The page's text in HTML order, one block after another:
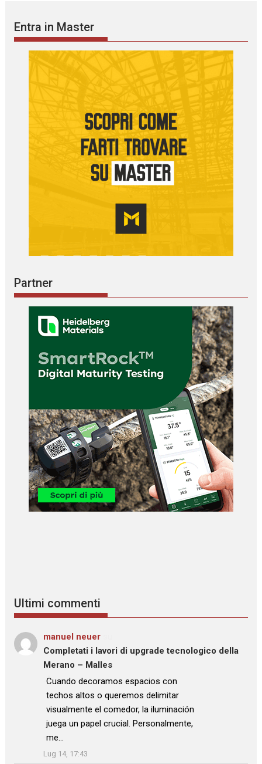
Entra in Master
Partner
Ultimi commenti
manuel neuer
Completati i lavori di upgrade tecnologico della
Merano – Malles
: “
Cuando decoramos espacios con
techos altos o queremos delimitar
visualmente el comedor, la iluminación
juega un papel crucial. Personalmente,
me…
”
Lug 14, 17:43